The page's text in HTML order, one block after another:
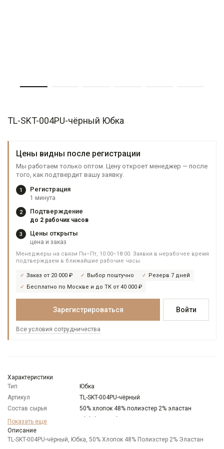
TL-SKT-004PU-чёрный Юбка
Цены видны после регистрации
Мы работаем только оптом. Цену откроет менеджер — после
того, как подтвердит вашу заявку.
1 Регистрация
1 минута
2 Подтверждение
до 2 рабочих часов
3 Цены открыты
цена и заказ
Менеджеры на связи Пн–Пт, 10:00–18:00. Заявки в нерабочее время
подтверждаем в ближайшие рабочие часы.
Заказ от 20 000 ₽ Выбор поштучно
Резерв 7 дней
Бесплатно по Москве и до ТК от 40 000 ₽
Зарегистрироваться Войти
Все условия сотрудничества
Характеристики
Тип
Юбка
Артикул
TL-SKT-004PU-чёрный
Состав сырья
50% хлопок 48% полиэстер 2% эластан
Бренд
Модель
Цвет
Черный
Показать еще
Описание
TL-SKT-004PU-чёрный, Юбка, 50% Хлопок 48% Полиэстер 2% Эластан